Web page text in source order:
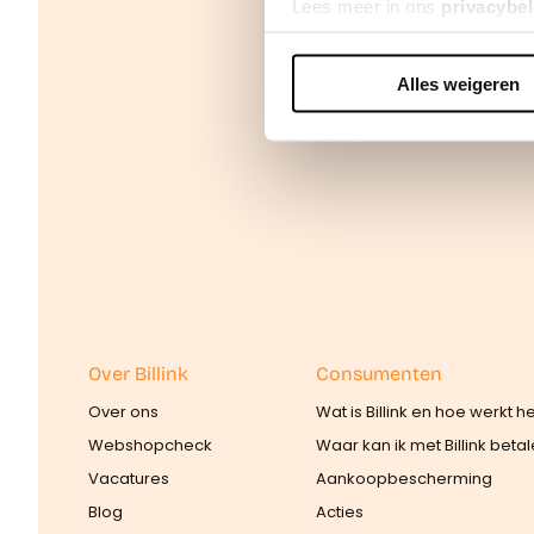
Lees meer in ons
We werken samen met42
Alles weigeren
Over Billink
Over ons
Webshopcheck
Vacatures
Blog
Consumenten
Wat is Billink en hoe werkt
Waar kan ik met Billink
Aankoopbescherming
Acties